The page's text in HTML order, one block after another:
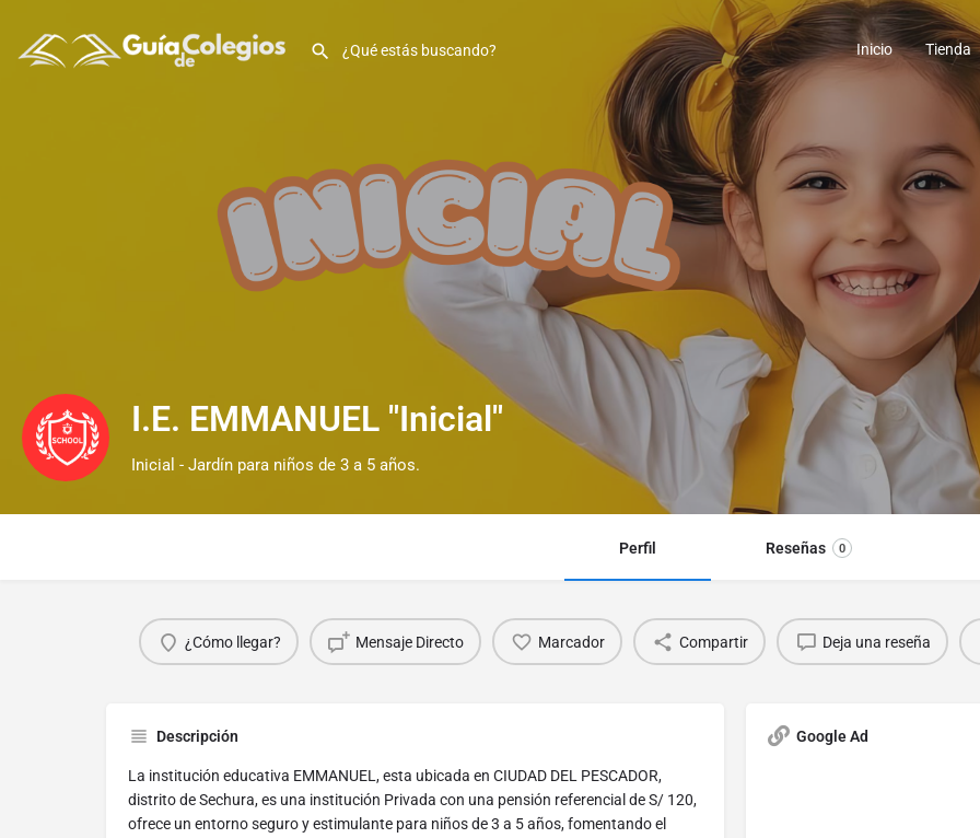
Inicio Tienda
I.E. EMMANUEL "Inicial"
Inicial - Jardín para niños de 3 a 5 años.
Perfil Reseñas 0
¿Cómo llegar? Mensaje Directo Marcador Compartir Deja una reseña
Descripción
La institución educativa EMMANUEL, esta ubicada en CIUDAD DEL PESCADOR,
distrito de Sechura, es una institución Privada con una pensión referencial de S/ 120,
ofrece un entorno seguro y estimulante para niños de 3 a 5 años, fomentando el
Google Ad